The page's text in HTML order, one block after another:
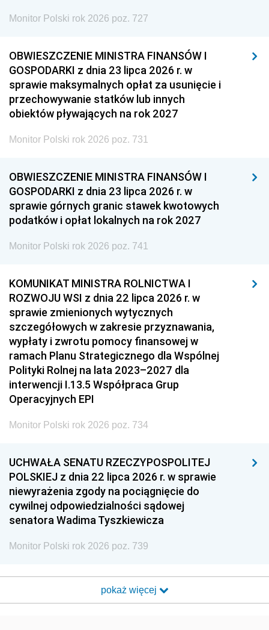
Monitor Polski rok 2026 poz. 727
OBWIESZCZENIE MINISTRA FINANSÓW I
GOSPODARKI z dnia 23 lipca 2026 r. w
sprawie maksymalnych opłat za usunięcie i
przechowywanie statków lub innych
obiektów pływających na rok 2027
Monitor Polski rok 2026 poz. 731
OBWIESZCZENIE MINISTRA FINANSÓW I
GOSPODARKI z dnia 23 lipca 2026 r. w
sprawie górnych granic stawek kwotowych
podatków i opłat lokalnych na rok 2027
Monitor Polski rok 2026 poz. 741
KOMUNIKAT MINISTRA ROLNICTWA I
ROZWOJU WSI z dnia 22 lipca 2026 r. w
sprawie zmienionych wytycznych
szczegółowych w zakresie przyznawania,
wypłaty i zwrotu pomocy finansowej w
ramach Planu Strategicznego dla Wspólnej
Polityki Rolnej na lata 2023–2027 dla
interwencji I.13.5 Współpraca Grup
Operacyjnych EPI
Monitor Polski rok 2026 poz. 734
UCHWAŁA SENATU RZECZYPOSPOLITEJ
POLSKIEJ z dnia 22 lipca 2026 r. w sprawie
niewyrażenia zgody na pociągnięcie do
cywilnej odpowiedzialności sądowej
senatora Wadima Tyszkiewicza
Monitor Polski rok 2026 poz. 739
pokaż więcej